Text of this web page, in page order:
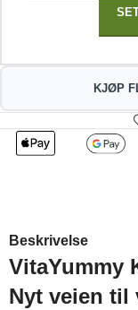
KJØP
2
216.81
kr
4%
Beskrivelse
VitaYummy
Nyt veien til